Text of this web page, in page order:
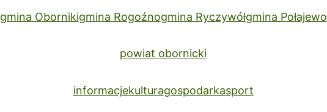
gmina Obornikigmina Rogoźnogmina Ryczywółgmina Połajewo
powiat obornicki
informacjekulturagospodarkasport